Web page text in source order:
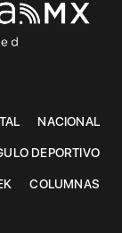
NACIONAL
DEPORTIVO
COLUMNAS